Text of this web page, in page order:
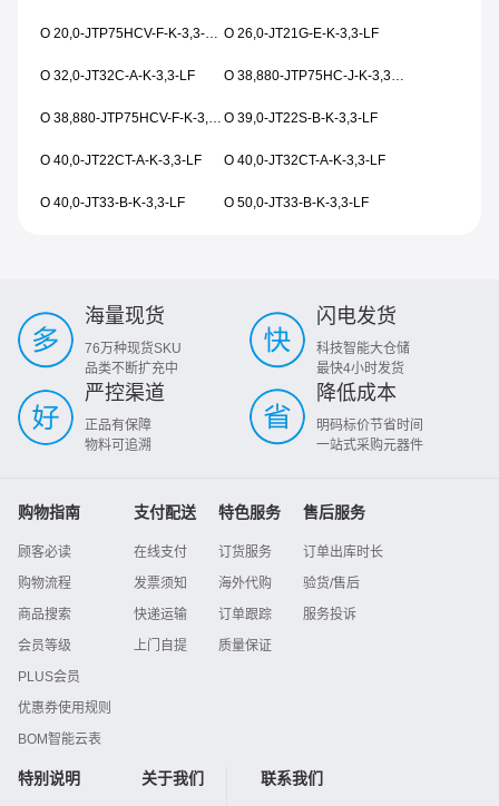
O 20,0-JTP75HCV-F-K-3,3-1616-08X0-LF O 26,0-JT21G-E-K-3,3-LF
O 32,0-JT32C-A-K-3,3-LF O 38,880-JTP75HC-J-K-3,3-LF
O 38,880-JTP75HCV-F-K-3,3-1616-08X0-LF O 39,0-JT22S-B-K-3,3-LF
O 40,0-JT22CT-A-K-3,3-LF O 40,0-JT32CT-A-K-3,3-LF
O 40,0-JT33-B-K-3,3-LF O 50,0-JT33-B-K-3,3-LF
海量现货
76万种现货SKU
品类不断扩充中
闪电发货
科技智能大仓储
最快4小时发货
严控渠道
正品有保障
物料可追溯
降低成本
明码标价节省时间
一站式采购元器件
购物指南
顾客必读
购物流程
商品搜索
会员等级
PLUS会员
优惠券使用规则
BOM智能云表
支付配送
在线支付
发票须知
快递运输
上门自提
特色服务
订货服务
海外代购
订单跟踪
质量保证
售后服务
订单出库时长
验货/售后
服务投诉
特别说明 关于我们 联系我们